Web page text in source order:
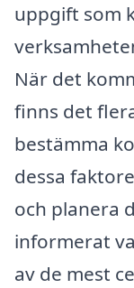
uppgift som
När det
finns det
bestämma
dessa
och planera
informerat
av de mest